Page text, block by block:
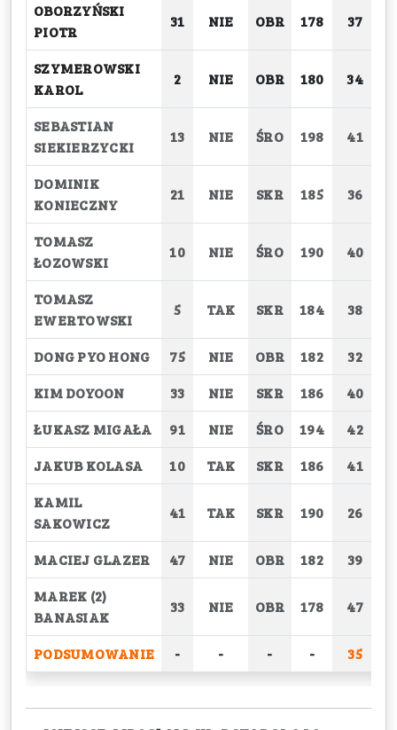
OBORZYŃSKI
PIOTR
31 NIE OBR 178 37
SZYMEROWSKI
KAROL
2 NIE OBR 180 34
SEBASTIAN
SIEKIERZYCKI
13 NIE ŚRO 198 41
DOMINIK
KONIECZNY
21 NIE SKR 185 36
TOMASZ
ŁOZOWSKI
10 NIE ŚRO 190 40
TOMASZ
EWERTOWSKI
5 TAK SKR 184 38
DONG PYO HONG 75 NIE OBR 182
32
KIM DOYOON
33 NIE SKR 186
40
ŁUKASZ MIGAŁA
91 NIE ŚRO 194
42
JAKUB KOLASA
10 TAK SKR 186
41
KAMIL
SAKOWICZ
41 TAK SKR 190 26
MACIEJ GLAZER 47 NIE OBR 182
39
MAREK (2)
BANASIAK
33 NIE OBR 178 47
PODSUMOWANIE - - - - 35